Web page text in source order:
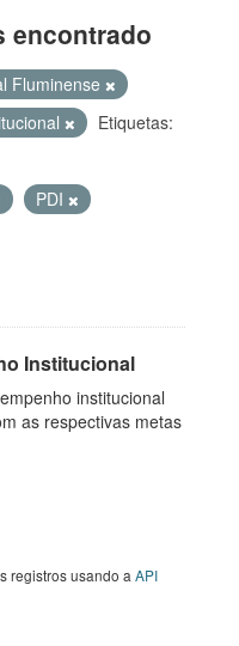
encontrado
Fluminense
Etiquetas:
PDI
Institucional
institucional
as respectivas metas
registros usando aAPI